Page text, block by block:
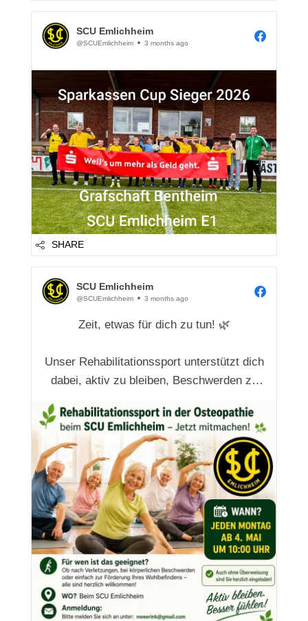
SCU Emlichheim
@SCUEmlichheim 3 months ago
SHARE
SCU Emlichheim
@SCUEmlichheim 3 months ago
Zeit, etwas für dich zu tun! 🌿
Unser Rehabilitationssport unterstützt dich
dabei, aktiv zu bleiben, Beschwerden zu
– ganz egal, ob nach einer Verletzung oder
einfach zur Vorbeugung.
📅 Jeden Montag um 10 Uhr in Emlichheim
👉 Teilnahme auch ohne Überweisun...